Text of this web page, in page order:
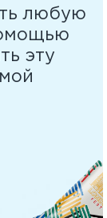
любую
эту